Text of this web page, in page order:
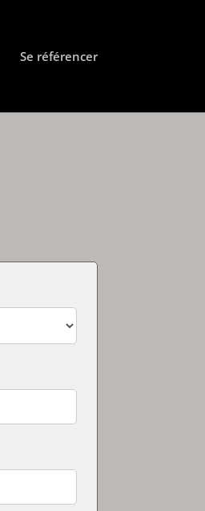
Se référencer